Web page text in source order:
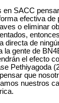
en SACC
efectiva de
o eliminar
directa de
la gente de
el efecto
Pethiyagoda
que
nuestros